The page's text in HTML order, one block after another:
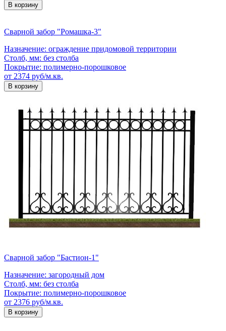
В корзину
Сварной забор "Ромашка-3"
Назначение: ограждение придомовой территории
Столб, мм: без столба
Покрытие: полимерно-порошковое
от 2374 руб/м.кв.
В корзину
Сварной забор "Бастион-1"
Назначение: загородный дом
Столб, мм: без столба
Покрытие: полимерно-порошковое
от 2376 руб/м.кв.
В корзину